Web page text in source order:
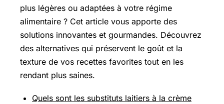
plus légères ou adaptées à votre régime
alimentaire ? Cet article vous apporte des
solutions innovantes et gourmandes. Découvrez
des alternatives qui préservent le goût et la
texture de vos recettes favorites tout en les
rendant plus saines.
Quels sont les substituts laitiers à la crème